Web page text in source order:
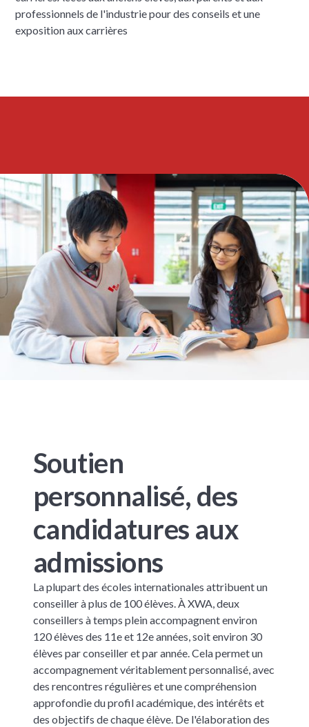
professionnels de l'industrie pour des conseils et une
exposition aux carrières
Soutien
personnalisé, des
candidatures aux
admissions
La plupart des écoles internationales attribuent un
conseiller à plus de 100 élèves. À XWA, deux
conseillers à temps plein accompagnent environ
120 élèves des 11e et 12e années, soit environ 30
élèves par conseiller et par année. Cela permet un
accompagnement véritablement personnalisé, avec
des rencontres régulières et une compréhension
approfondie du profil académique, des intérêts et
des objectifs de chaque élève. De l'élaboration des